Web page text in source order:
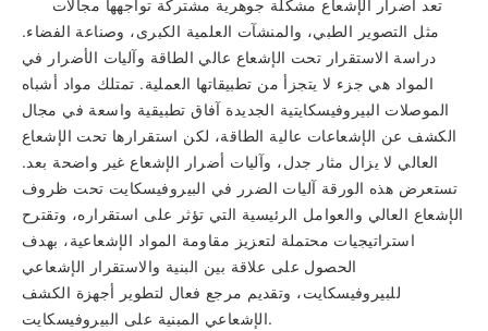
تعد أضرار الإشعاع مشكلة جوهرية مشتركة تواجهها مجالات
مثل التصوير الطبي، والمنشآت العلمية الكبرى، وصناعة الفضاء.
دراسة الاستقرار تحت الإشعاع عالي الطاقة وآليات الأضرار في
المواد هي جزء لا يتجزأ من تطبيقاتها العملية. تمتلك مواد أشباه
الموصلات البيروفيسكايتية الجديدة آفاق تطبيقية واسعة في مجال
الكشف عن الإشعاعات عالية الطاقة، لكن استقرارها تحت الإشعاع
العالي لا يزال مثار جدل، وآليات أضرار الإشعاع غير واضحة بعد.
تستعرض هذه الورقة آليات الضرر في البيروفيسكايت تحت ظروف
الإشعاع العالي والعوامل الرئيسية التي تؤثر على استقراره، وتقترح
استراتيجيات محتملة لتعزيز مقاومة المواد الإشعاعية، بهدف
الحصول على علاقة بين البنية والاستقرار الإشعاعي
للبيروفيسكايت، وتقديم مرجع فعال لتطوير أجهزة الكشف
الإشعاعي المبنية على البيروفيسكايت.